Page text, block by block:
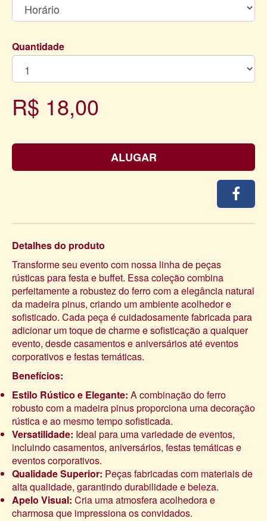
Quantidade
R$ 18,00
ALUGAR
Detalhes do produto
Transforme seu evento com nossa linha de peças
rústicas para festa e buffet. Essa coleção combina
perfeitamente a robustez do ferro com a elegância natural
da madeira pinus, criando um ambiente acolhedor e
sofisticado. Cada peça é cuidadosamente fabricada para
adicionar um toque de charme e sofisticação a qualquer
evento, desde casamentos e aniversários até eventos
corporativos e festas temáticas.
Benefícios:
Estilo Rústico e Elegante: A combinação do ferro
robusto com a madeira pinus proporciona uma decoração
rústica e ao mesmo tempo sofisticada.
Versatilidade: Ideal para uma variedade de eventos,
incluindo casamentos, aniversários, festas temáticas e
eventos corporativos.
Qualidade Superior: Peças fabricadas com materiais de
alta qualidade, garantindo durabilidade e beleza.
Apelo Visual: Cria uma atmosfera acolhedora e
charmosa que impressiona os convidados.